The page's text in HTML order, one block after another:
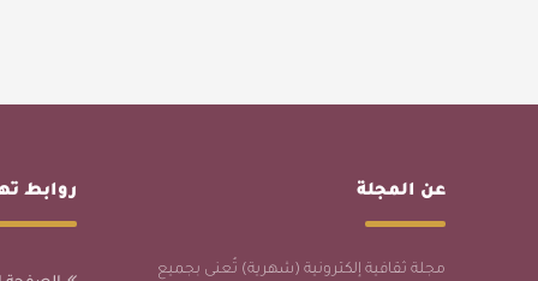
عن المجلة
مجلة ثقافية إلكترونية (شهرية) تُعنى بجميع
روابط